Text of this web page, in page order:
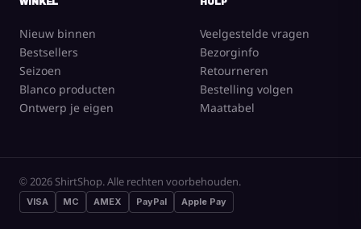
Nieuw binnen
Bestsellers
Seizoen
Blanco producten
Ontwerp je eigen
Veelgestelde vragen
Bezorginfo
Retourneren
Bestelling volgen
Maattabel
© 2026 ShirtShop. Alle rechten voorbehouden.
VISA MC AMEX PayPal Apple Pay